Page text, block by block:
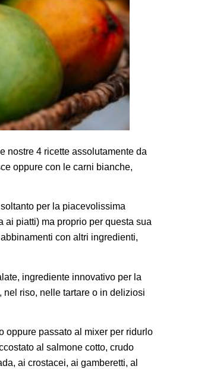
nostre 4 ricette assolutamente da
oppure con le carni bianche,
per la piacevolissima
ai piatti) ma proprio per questa sua
con altri ingredienti,
ingrediente innovativo per la
nel riso, nelle tartare o in deliziosi
oppure passato al mixer per ridurlo
al salmone cotto, crudo
ai crostacei, ai gamberetti, al